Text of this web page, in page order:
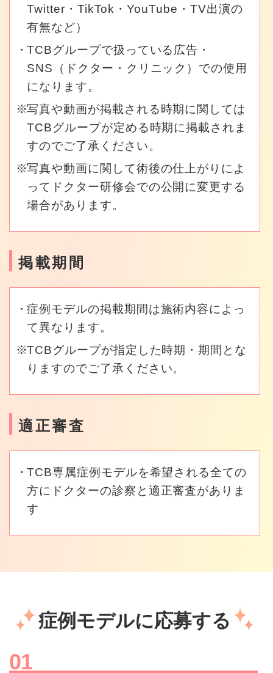
Twitter・TikTok・YouTube・TV出演の
有無など）
TCBグループで扱っている広告・
SNS（ドクター・クリニック）での使用
になります。
写真や動画が掲載される時期に関しては
TCBグループが定める時期に掲載されま
すのでご了承ください。
写真や動画に関して術後の仕上がりによ
ってドクター研修会での公開に変更する
場合があります。
掲載期間
症例モデルの掲載期間は施術内容によっ
て異なります。
TCBグループが指定した時期・期間とな
りますのでご了承ください。
適正審査
TCB専属症例モデルを希望される全ての
方にドクターの診察と適正審査がありま
す
症例モデルに応募する